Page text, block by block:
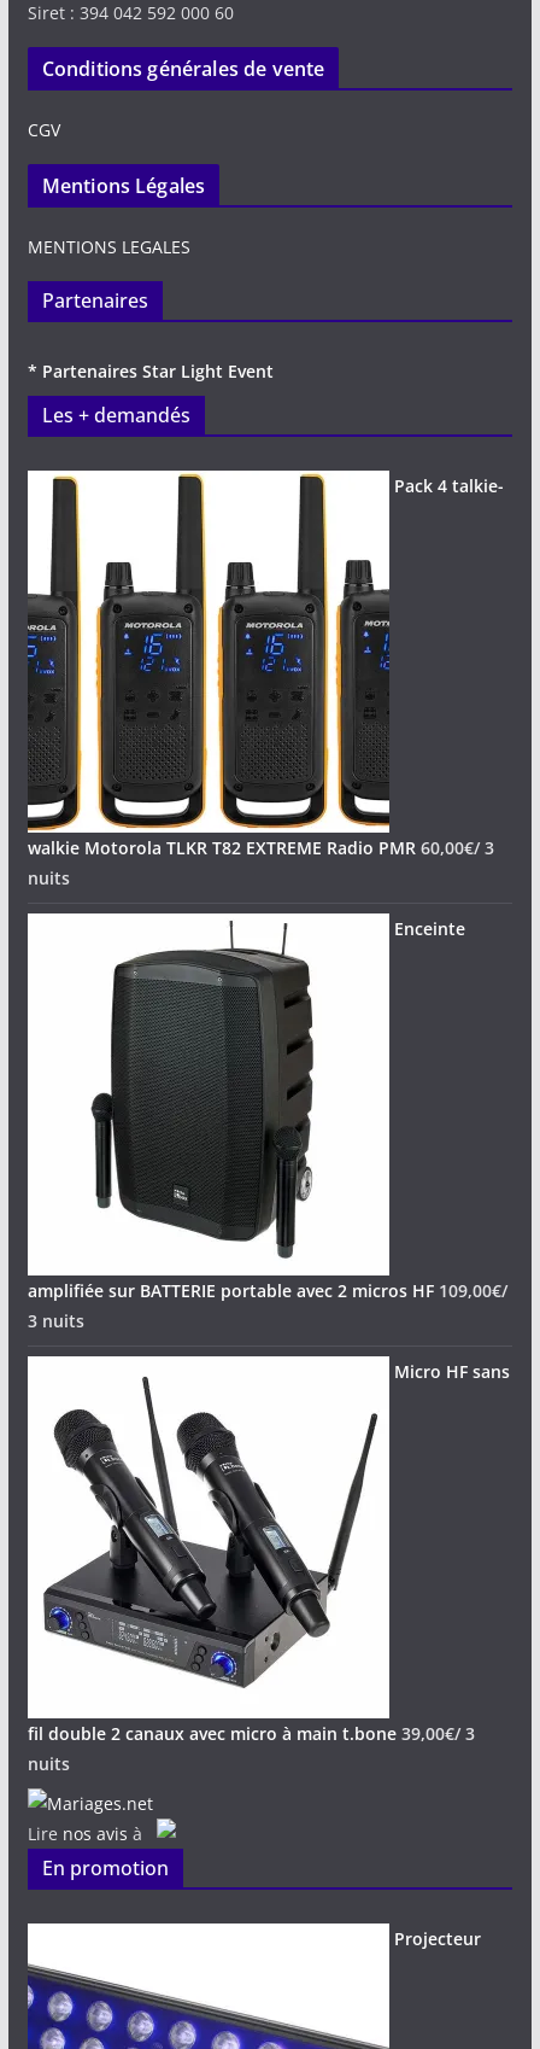
Siret : 394 042 592 000 60
Conditions générales de vente
CGV
Mentions Légales
MENTIONS LEGALES
Partenaires
* Partenaires Star Light Event
Les + demandés
Pack 4 talkie-
walkie Motorola TLKR T82 EXTREME Radio PMR 60,00€/ 3
nuits
Enceinte
amplifiée sur BATTERIE portable avec 2 micros HF 109,00€/
3 nuits
Micro HF sans
fil double 2 canaux avec micro à main t.bone 39,00€/ 3
nuits
Lire nos avis à
En promotion
Projecteur